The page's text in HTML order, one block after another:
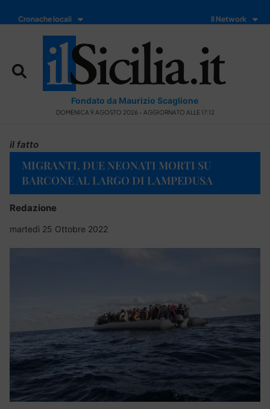
Cronache locali Il Network
Fondato da Maurizio Scaglione
DOMENICA 9 AGOSTO 2026 - AGGIORNATO ALLE 17:12
il fatto
MIGRANTI, DUE NEONATI MORTI SU
BARCONE AL LARGO DI LAMPEDUSA
Redazione
martedì 25 Ottobre 2022